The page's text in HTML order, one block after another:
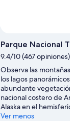
Parque Nacional
9.4/10 (467 opiniones)
Observa las montañas
los lagos panorámicos
abundante
nacional costero de
Alaska en el hemisferio
Ver menos